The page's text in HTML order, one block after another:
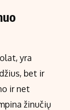
yra
bet ir
ir net
žinučių